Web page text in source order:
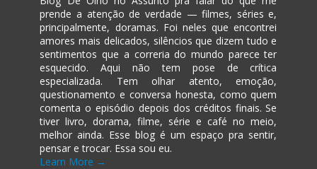
prende a atenção de verdade — filmes, séries e,
principalmente, doramas. Foi neles que encontrei
amores mais delicados, silêncios que dizem tudo e
sentimentos que a correria do mundo parece ter
esquecido. Aqui não tem pose de crítica
especializada. Tem olhar atento, emoção,
questionamento e conversa honesta, como quem
comenta o episódio depois dos créditos finais. Se
tiver livro, dorama, filme, série e café no meio,
melhor ainda. Esse blog é um espaço pra sentir,
pensar e trocar. Essa sou eu.
Learn More →